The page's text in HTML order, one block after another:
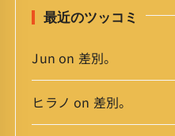
最近のツッコミ
Jun on 差別。
ヒラノ on 差別。